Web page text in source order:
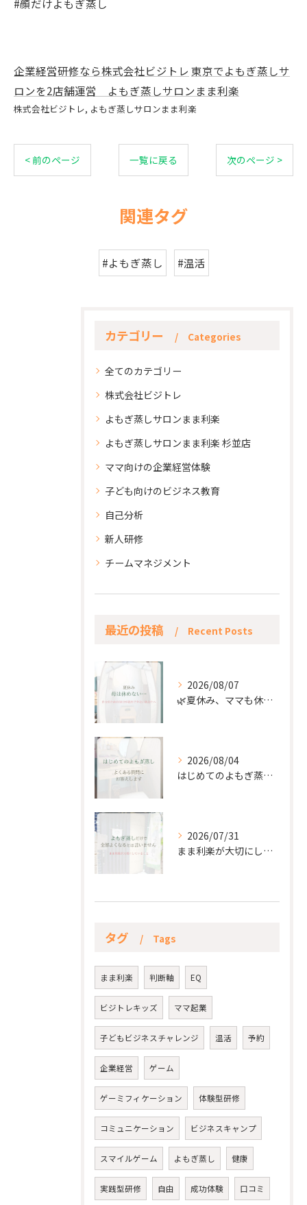
#顔だけよもぎ蒸し
企業経営研修なら株式会社ビジトレ 東京でよもぎ蒸しサ
ロンを2店舗運営 よもぎ蒸しサロンまま利楽
株式会社ビジトレ よもぎ蒸しサロンまま利楽
< 前のページ 一覧に戻る 次のページ >
関連タグ
#よもぎ蒸し #温活
カテゴリー Categories
全てのカテゴリー
株式会社ビジトレ
よもぎ蒸しサロンまま利楽
よもぎ蒸しサロンまま利楽 杉並店
ママ向けの企業経営体験
子ども向けのビジネス教育
自己分析
新人研修
チームマネジメント
最近の投稿 Recent Posts
2026/08/07
🌿夏休み、ママも休もう🌿
2026/08/04
はじめてのよもぎ蒸し。
2026/07/31
まま利楽が大切にしていること✨
タグ Tags
まま利楽 判断軸 EQ
ビジトレキッズ ママ起業
子どもビジネスチャレンジ 温活 予約
企業経営 ゲーム
ゲーミフィケーション 体験型研修
コミュニケーション ビジネスキャンプ
スマイルゲーム よもぎ蒸し 健康
実践型研修 自由 成功体験 口コミ